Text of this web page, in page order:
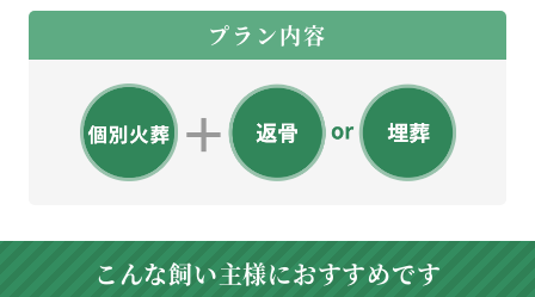
プラン内容
こんな飼い主様におすすめです